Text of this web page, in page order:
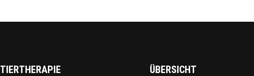
TIERTHERAPIE ÜBERSICHT